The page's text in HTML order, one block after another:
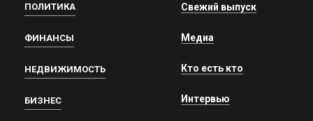
ПОЛИТИКА
ФИНАНСЫ
НЕДВИЖИМОСТЬ
БИЗНЕС
Свежий выпуск
Медиа
Кто есть кто
Интервью